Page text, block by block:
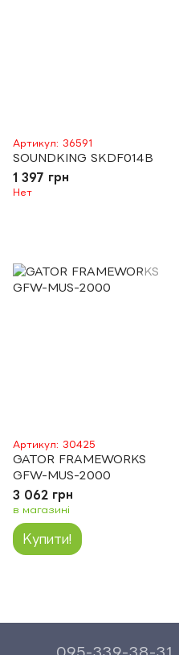
Артикул: 36591
SOUNDKING SKDF014B
1 397 грн
Нет
Артикул: 30425
GATOR FRAMEWORKS
GFW-MUS-2000
3 062 грн
в магазині
Купити!
095-339-38-31